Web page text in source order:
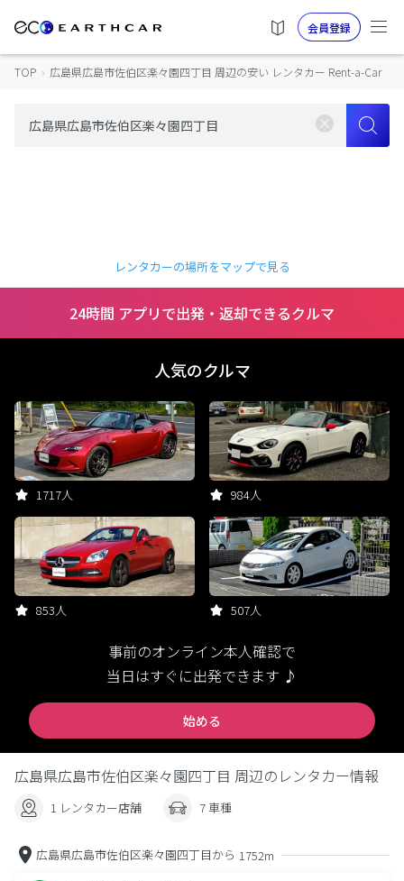
会員登録
TOP › 広島県広島市佐伯区楽々園四丁目 周辺の安い レンタカー Rent-a-Car
レンタカーの場所をマップで見る
24時間 アプリで出発・返却できるクルマ
人気のクルマ
1717人 984人
853人 507人
事前のオンライン本人確認で
当日はすぐに出発できます ♪
始める
広島県広島市佐伯区楽々園四丁目 周辺のレンタカー情報
1 レンタカー店舗 7 車種
広島県広島市佐伯区楽々園四丁目から 1752m